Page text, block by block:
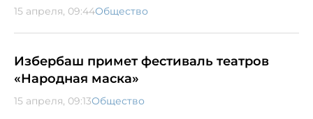
15 апреля, 09:44Общество
Избербаш примет фестиваль театров
«Народная маска»
15 апреля, 09:13Общество